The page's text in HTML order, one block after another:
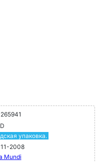
упаковка.
2008
Mundi